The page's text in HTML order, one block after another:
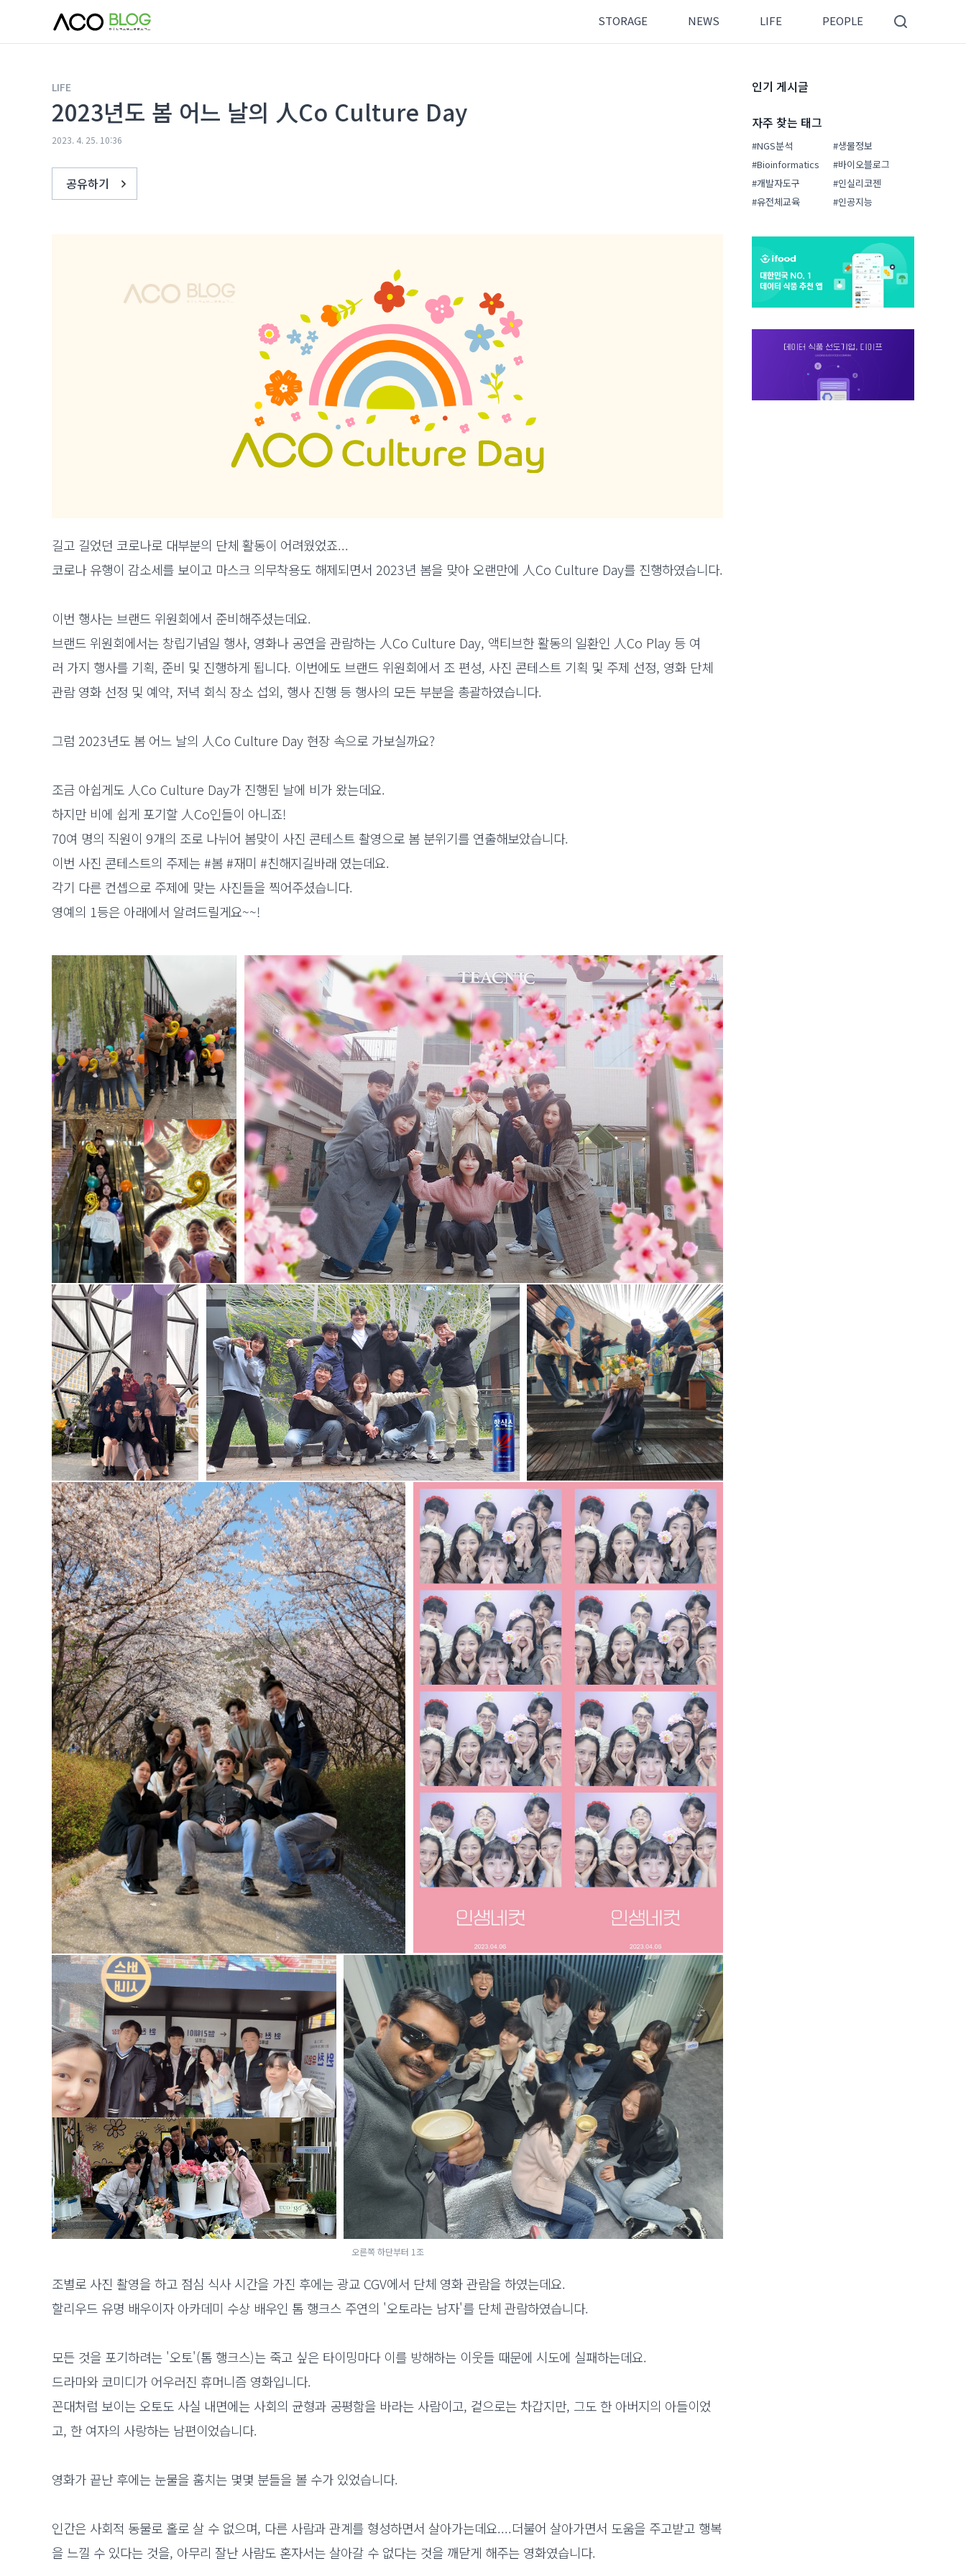
STORAGE NEWS LIFE PEOPLE
LIFE
2023년도 봄 어느 날의 人Co Culture Day
2023. 4. 25. 10:36
공유하기
길고 길었던 코로나로 대부분의 단체 활동이 어려웠었죠...
코로나 유행이 감소세를 보이고 마스크 의무착용도 해제되면서 2023년 봄을 맞아 오랜만에 人Co Culture Day를 진행하였습니다.
이번 행사는 브랜드 위원회에서 준비해주셨는데요.
브랜드 위원회에서는 창립기념일 행사, 영화나 공연을 관람하는 人Co Culture Day, 액티브한 활동의 일환인 人Co Play 등 여
러 가지 행사를 기획, 준비 및 진행하게 됩니다. 이번에도 브랜드 위원회에서 조 편성, 사진 콘테스트 기획 및 주제 선정, 영화 단체
관람 영화 선정 및 예약, 저녁 회식 장소 섭외, 행사 진행 등 행사의 모든 부분을 총괄하였습니다.
그럼 2023년도 봄 어느 날의 人Co Culture Day 현장 속으로 가보실까요?
조금 아쉽게도 人Co Culture Day가 진행된 날에 비가 왔는데요.
하지만 비에 쉽게 포기할 人Co인들이 아니죠!
70여 명의 직원이 9개의 조로 나뉘어 봄맞이 사진 콘테스트 촬영으로 봄 분위기를 연출해보았습니다.
이번 사진 콘테스트의 주제는 #봄 #재미 #친해지길바래 였는데요.
각기 다른 컨셉으로 주제에 맞는 사진들을 찍어주셨습니다.
영예의 1등은 아래에서 알려드릴게요~~!
오른쪽 하단부터 1조
조별로 사진 촬영을 하고 점심 식사 시간을 가진 후에는 광교 CGV에서 단체 영화 관람을 하였는데요.
할리우드 유명 배우이자 아카데미 수상 배우인 톰 행크스 주연의 '오토라는 남자'를 단체 관람하였습니다.
모든 것을 포기하려는 '오토'(톰 행크스)는 죽고 싶은 타이밍마다 이를 방해하는 이웃들 때문에 시도에 실패하는데요.
드라마와 코미디가 어우러진 휴머니즘 영화입니다.
꼰대처럼 보이는 오토도 사실 내면에는 사회의 균형과 공평함을 바라는 사람이고, 겉으로는 차갑지만, 그도 한 아버지의 아들이었
고, 한 여자의 사랑하는 남편이었습니다.
영화가 끝난 후에는 눈물을 훔치는 몇몇 분들을 볼 수가 있었습니다.
인간은 사회적 동물로 홀로 살 수 없으며, 다른 사람과 관계를 형성하면서 살아가는데요....더불어 살아가면서 도움을 주고받고 행복
을 느낄 수 있다는 것을, 아무리 잘난 사람도 혼자서는 살아갈 수 없다는 것을 깨닫게 해주는 영화였습니다.
인기 게시글
자주 찾는 태그
#NGS분석
#생물정보
#Bioinformatics
#바이오블로그
#개발자도구
#인실리코젠
#유전체교육
#인공지능